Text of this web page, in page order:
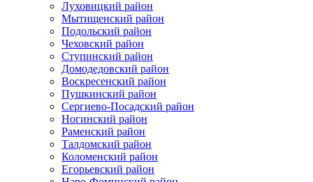
Луховицкий район
Мытищенский район
Подольский район
Чеховский район
Ступинский район
Домодедовский район
Воскресенский район
Пушкинский район
Сергиево-Посадский район
Ногинский район
Раменский район
Талдомский район
Коломенский район
Егорьевский район